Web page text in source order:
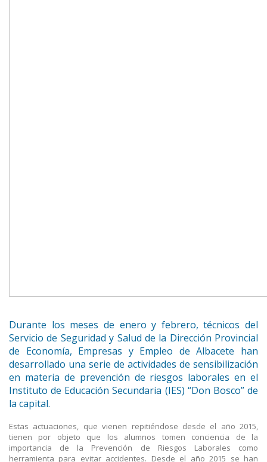
Durante los meses de enero y febrero, técnicos del
Servicio de Seguridad y Salud de la Dirección Provincial
de Economía, Empresas y Empleo de Albacete han
desarrollado una serie de actividades de sensibilización
en materia de prevención de riesgos laborales en el
Instituto de Educación Secundaria (IES) “Don Bosco” de
la capital.
Estas actuaciones, que vienen repitiéndose desde el año 2015,
tienen por objeto que los alumnos tomen conciencia de la
importancia de la Prevención de Riesgos Laborales como
herramienta para evitar accidentes. Desde el año 2015 se han